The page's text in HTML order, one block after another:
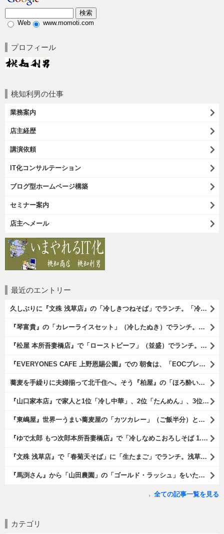
Web www.momoti.com
プロフィール
桃知利男の仕事
業務案内
店主経歴
講演依頼
IT化コンサルテーション
ブログ型ホームページ構築
セミナー案内
店主へメール
最近のエントリー
久しぶりに『文殊 浅草店』の「冷しきつねそば」でランチ。「冷しきつめそば」のうまさは甘さである。 あたしは思い出していたのだ。この甘さのせいで「きつねそば」を敬遠していたのか、と。 でも、うまかったのだよ（笑）。（文殊 浅草店：浅草一丁目：浅草地下街）
『琴富貴』の「カレーライスセット」（冷したぬき）でランチ。所謂「蕎麦屋のカレー」と『琴富貴』の夏の定番「冷したぬき」である。勿論、これはダブルでうまいのだよ（笑）。（琴富貴：墨田区吾妻橋1）
『松屋 本所吾妻橋店』で「ローストビーフ」（並盛）でランチ。「ローストビーフ」は2つのソースが掛かっている。オリジナルソースとレフォールソースだ。 はたしていかなるものなのかと期待しながら待てば、それは確りとうまかったのだよ（笑）。（松屋 本所吾妻橋店：墨田区吾妻橋三）
『EVERYONES CAFE 上野恩賜公園』での 朝食は、「EOCブレックファーストプレート」とセットで「アイスカフェラテ」をもらい、それから家人が「東京たまごを使ったパンケーキ キャラメルナッツ（2枚）」を頼んでみた。どれもがハイカラにうまいのだよ（笑）。（EVERYONES CAFE 上野恩賜公園：上野公園）
蕎麦を手繰りに夫婦揃って北千住へ。そう『柏屋』の「ほろ酔いセット」で一杯やったのだよ。ここは二駅離れた場所だけど、あたしの『街的』のようにくつろげる処だ。勿論、うまかったのだよ（笑）。（きそば 柏屋：足立区千住）
『山口家本店』で家人と1位「冷し中華」、2位「たんめん」、3位「かき氷」の順番通りのオーダーでランチ。なんの変哲もないものがうまいのは、当たり前だのクラッカーなのだと云爾（笑）。（山口家本店：千束通り商店街：浅草五丁目）
『東嶋屋』世界一うまい蕎麦屋の「カツカレー」（ご飯半分）と「おしんこ盛り合わせ」と「ビ―ル」でランチ。もう、ほんとうまいのだから、みんな食べてみてね、と云爾（笑）。（東嶋屋：竜泉一丁目）
『ゆで太郎 もつ次郎本所吾妻橋店』で「冷しなめこおろしそば 1.5倍盛」を手繰れば、それは「なめこ」の粘りが強烈な調味料となって、既に、ただの蕎麦では無くなっている。 ヌルヌルの蕎麦はめちゃくちゃにうまいのである（笑）。（ゆで太郎 もつ次郎本所吾妻橋店：墨田区吾妻橋3丁目）
『文殊 浅草店』で「春菊天そば」に「生たまご」でランチ。浅草地下街における至高のランチだ。今日も、実にうまかったのだよ（笑）。（文殊 浅草店：浅草一丁目：浅草地下街）
『馬渕さん』から「山田農園」の「ゴールド・ラッシュ」をいただいたのだ。甘いはうまい、うまいは身体には悪い、というのはいつものお約束（笑）。 でもね、その当然を百も承知で分かっていながらも食べてしまうのは、これが最高な「北の大地の贈り物」だからなのだよ（笑）。（馬渕さんからの贈与：山田農園：北海道夕張郡長沼町）
全ての記事一覧を見る
カテゴリ